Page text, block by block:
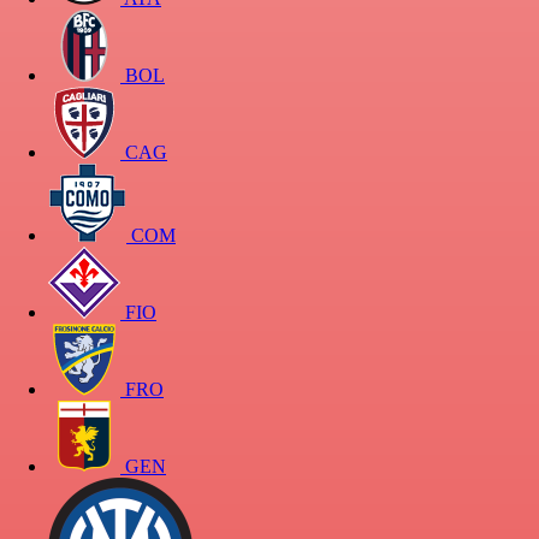
BOL
CAG
COM
FIO
FRO
GEN